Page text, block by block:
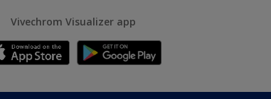
Vivechrom Visualizer app